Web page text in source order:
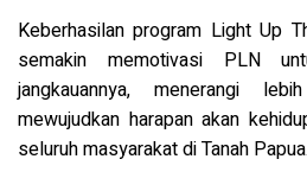
Keberhasilan program Light Up
semakin memotivasi PLN
jangkauannya, menerangi
mewujudkan harapan akan
seluruh masyarakat di Tanah